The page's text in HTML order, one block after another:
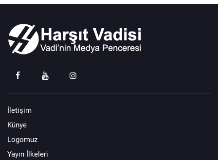
İletişim
Künye
Logomuz
Yayın İlkeleri